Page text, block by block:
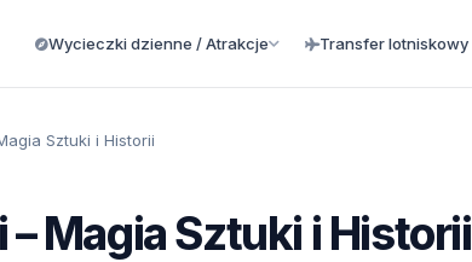
Wycieczki dzienne / Atrakcje Transfer lotniskowy
Sztuki i Historii
– Magia Sztuki i Historii